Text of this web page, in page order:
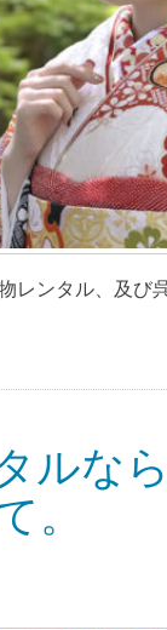
レンタル、及
ルな
。